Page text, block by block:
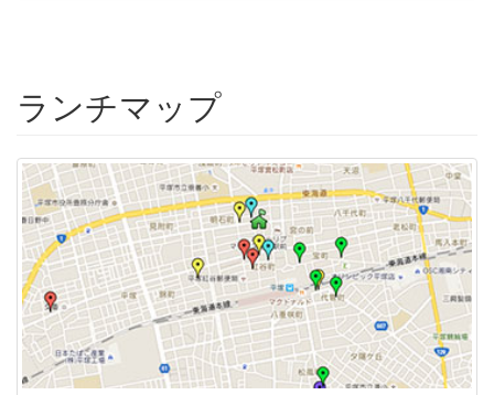
ランチマップ